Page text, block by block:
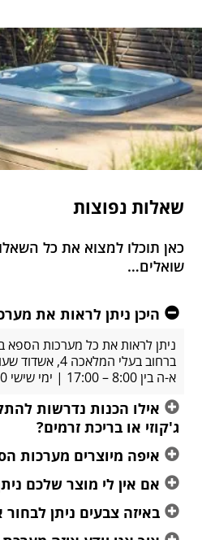
שאלות נפוצות
כאן תוכלו למצוא את כל
שואלים…
היכן ניתן לראות את
ניתן לראות את כל מערכות הספא
ברחוב בעלי
א-ה בין 8:00 – 17:00 | ימי שישי 8:00 – 12:00
אילו הכנות נדרשות
ג'קוזי או בריכת זרמים?
איפה מיוצרים מערכות
אם אין לי מוצר שלכם
באיזה צבעים ניתן